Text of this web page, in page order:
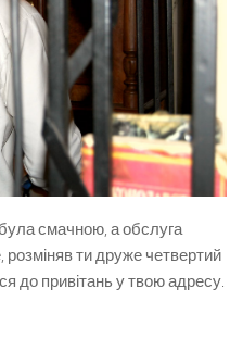
смачною, а обслуга
ти друже четвертий
до привітань у твою адресу.